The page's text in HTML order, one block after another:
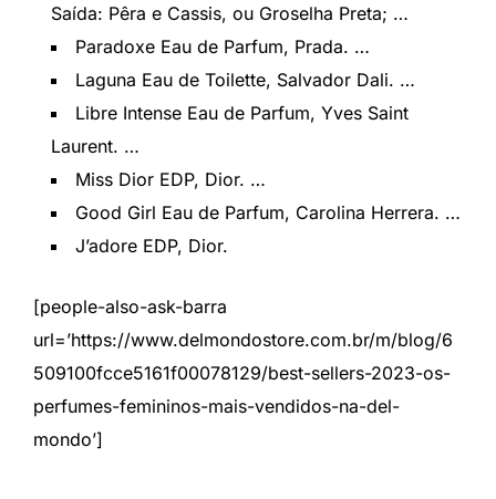
Saída: Pêra e Cassis, ou Groselha Preta; …
Paradoxe Eau de Parfum, Prada. …
Laguna Eau de Toilette, Salvador Dali. …
Libre Intense Eau de Parfum, Yves Saint
Laurent. …
Miss Dior EDP, Dior. …
Good Girl Eau de Parfum, Carolina Herrera. …
J’adore EDP, Dior.
[people-also-ask-barra
url=’https://www.delmondostore.com.br/m/blog/6
509100fcce5161f00078129/best-sellers-2023-os-
perfumes-femininos-mais-vendidos-na-del-
mondo’]